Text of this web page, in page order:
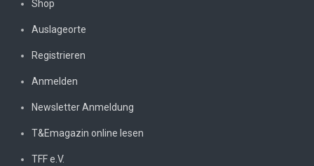
Shop
Auslageorte
Registrieren
Anmelden
Newsletter Anmeldung
T&Emagazin online lesen
TFF e.V.